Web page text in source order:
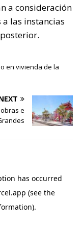
a consideración
las instancias
en vivienda de la
e